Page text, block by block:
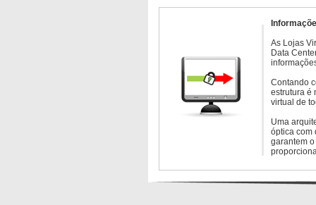
As Lojas
Data
Contando
estrutura é
virtual de
Uma
óptica com
garantem